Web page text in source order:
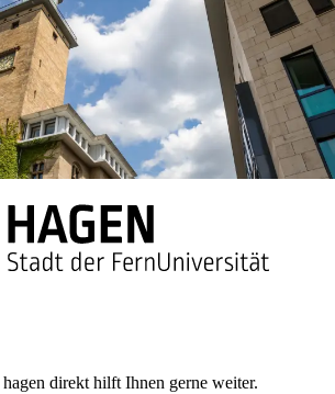
direkt hilft Ihnen gerne weiter.